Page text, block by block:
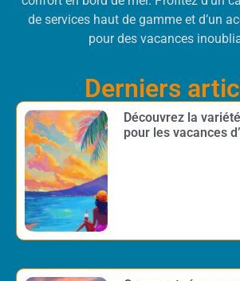
de services haut de gamme et d’un
pour des vacances
Derniers
Découvrez la
pour les vacances